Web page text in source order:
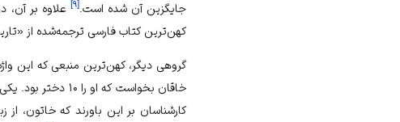
جایگزین آن شده است.[۹] علاوه بر آن،
کهن‌ترین کتاب فارسی ترجمه‌شده از
گروهی دیگر، کهن‌ترین منبعی که این
خاقان بخواست که او را ۱۰ دختر بود. یکی از خاتون بزرگ و دیگران از زن دیگر».
کارشناسان بر این باورند که خاتون،